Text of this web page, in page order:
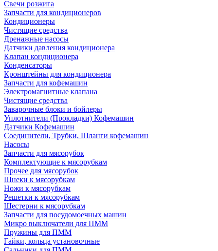
Свечи розжига
Запчасти для кондиционеров
Кондиционеры
Чистящие средства
Дренажные насосы
Датчики давления кондиционера
Клапан кондиционера
Конденсаторы
Кронштейны для кондиционера
Запчасти для кофемашин
Электромагнитные клапана
Чистящие средства
Заварочные блоки и бойлеры
Уплотнители (Прокладки) Кофемашин
Датчики Кофемашин
Соединители, Трубки, Шланги кофемашин
Насосы
Запчасти для мясорубок
Комплектующие к мясорубкам
Прочее для мясорубок
Шнеки к мясорубкам
Ножи к мясорубкам
Решетки к мясорубкам
Шестерни к мясорубкам
Запчасти для посудомоечных машин
Микро выключатели для ПММ
Пружины для ПММ
Гайки, кольца установочные